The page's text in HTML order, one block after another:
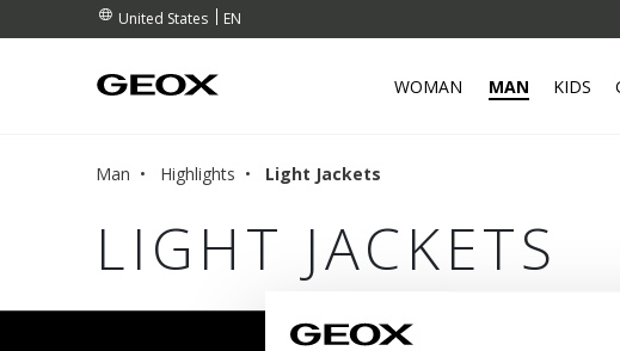
United States EN
WOMAN MAN KIDS
Man Highlights Light Jackets
LIGHT JACKETS